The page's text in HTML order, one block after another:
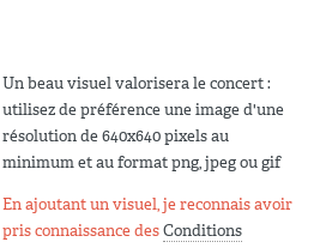
Un beau visuel valorisera le concert :
utilisez de préférence une image d'une
résolution de 640x640 pixels au
minimum et au format png, jpeg ou gif
En ajoutant un visuel, je reconnais avoir
pris connaissance desConditions